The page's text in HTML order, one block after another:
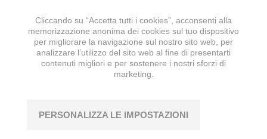
Cliccando su “Accetta tutti i cookies”, acconsenti alla
memorizzazione anonima dei cookies sul tuo dispositivo
per migliorare la navigazione sul nostro sito web, per
analizzare l’utilizzo del sito web al fine di presentarti
contenuti migliori e per sostenere i nostri sforzi di
marketing.
PERSONALIZZA LE IMPOSTAZIONI